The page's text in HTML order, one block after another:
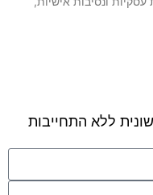
ללא התחייבות